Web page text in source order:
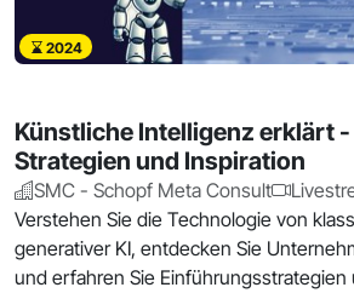
2024
Künstliche Intelligenz erklärt
Strategien und Inspiration
SMC - Schopf Meta Consult
Verstehen Sie die Technologie von
generativer KI, entdecken Sie
und erfahren Sie Einführungsstrategien